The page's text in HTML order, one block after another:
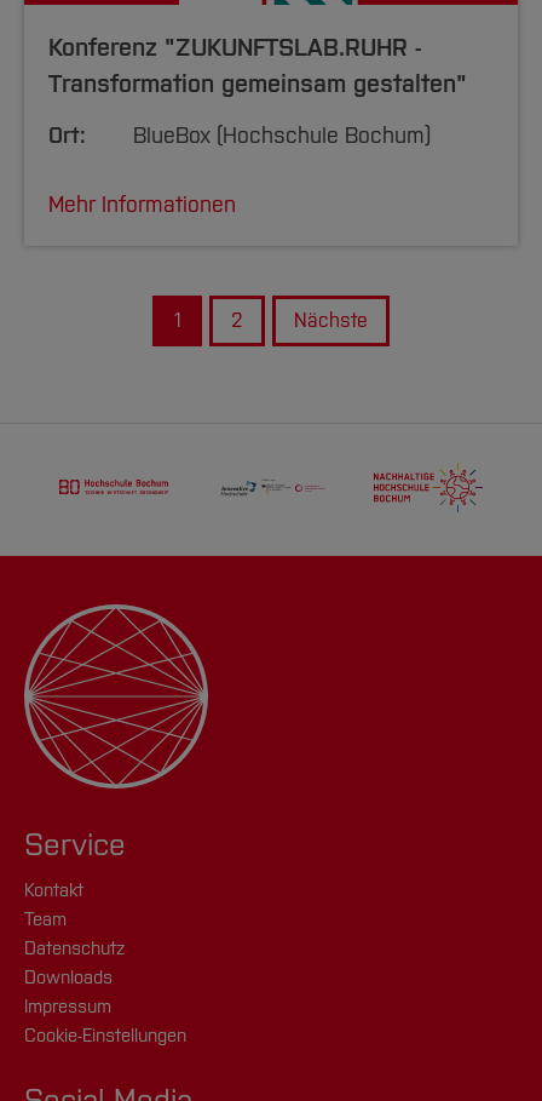
Konferenz "ZUKUNFTSLAB.RUHR -
Transformation gemeinsam gestalten"
Ort: BlueBox (Hochschule Bochum)
Mehr Informationen
1 2 Nächste
Service
Kontakt
Team
Datenschutz
Downloads
Impressum
Cookie-Einstellungen